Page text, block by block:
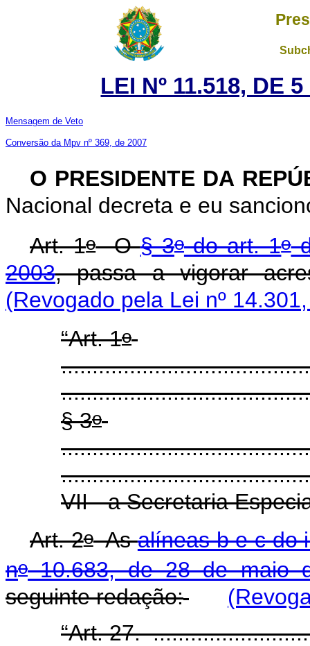
LEI Nº 11.518, DE
Mensagem de Veto
Conversão da Mpv nº 369, de 2007
O PRESIDENTE DA
Nacional decreta e eu
Art. 1oO§ 3odo art. 1o
2003, passa a vigorar
(Revogado pela Lei nº
“Art. 1o
§ 3o
VII - a Secretaria
Art. 2oAsalíneas b e c do
no10.683, de 28 de maio
seguinte redação:
“Art. 27.